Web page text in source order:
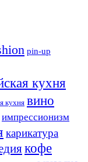
pin-up
кухня
кухня вино
импрессионизм
карикатура
кофе